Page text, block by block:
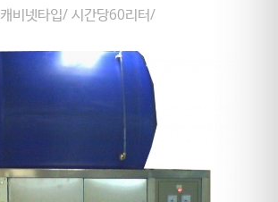
캐비넷타입/ 시간당60리터/